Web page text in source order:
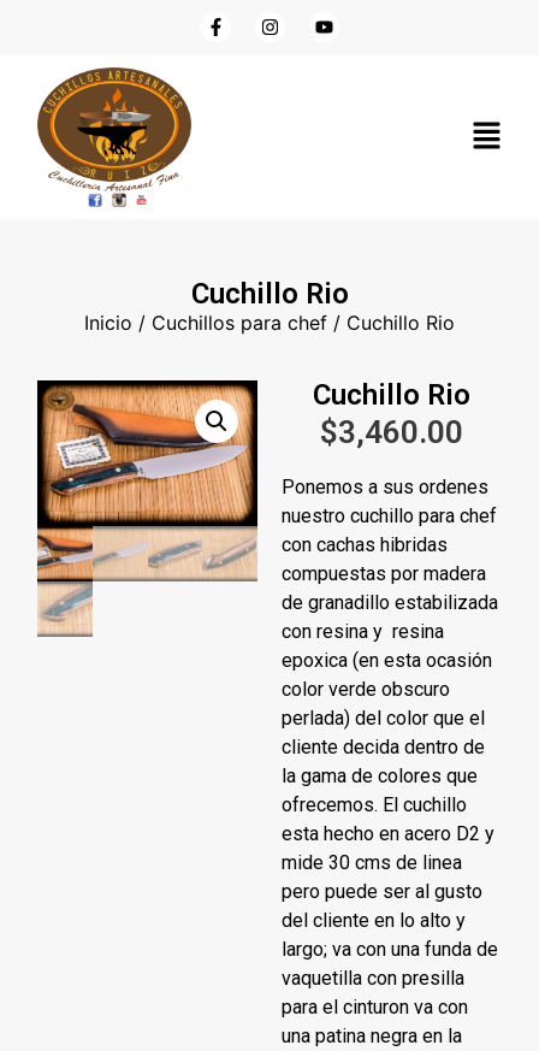
Cuchillo Rio
Inicio / Cuchillos para chef / Cuchillo Rio
Cuchillo Rio
$3,460.00
Ponemos a sus ordenes
nuestro cuchillo para chef
con cachas hibridas
compuestas por madera
de granadillo estabilizada
con resina y resina
epoxica (en esta ocasión
color verde obscuro
perlada) del color que el
cliente decida dentro de
la gama de colores que
ofrecemos. El cuchillo
esta hecho en acero D2 y
mide 30 cms de linea
pero puede ser al gusto
del cliente en lo alto y
largo; va con una funda de
vaquetilla con presilla
para el cinturon va con
una patina negra en la